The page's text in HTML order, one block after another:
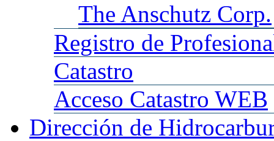
The Anschutz Corp.
Registro de
Catastro
Acceso Catastro WEB
Dirección de